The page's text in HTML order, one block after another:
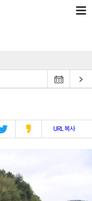
URL 복사